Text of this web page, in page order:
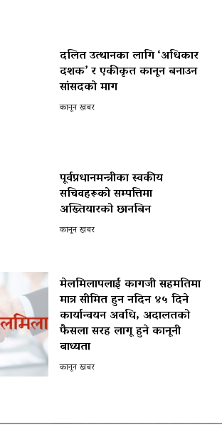
दलित उत्थानका लागि ‘अधिकार
दशक’ र एकीकृत कानून बनाउन
सांसदको माग
कानून खबर
पूर्वप्रधानमन्त्रीका स्वकीय
सचिवहरूको सम्पत्तिमा
अख्तियारको छानबिन
कानून खबर
मेलमिलापलाई कागजी सहमतिमा
मात्र सीमित हुन नदिन ४५ दिने
कार्यान्वयन अवधि, अदालतको
फैसला सरह लागू हुने कानूनी
बाध्यता
कानून खबर